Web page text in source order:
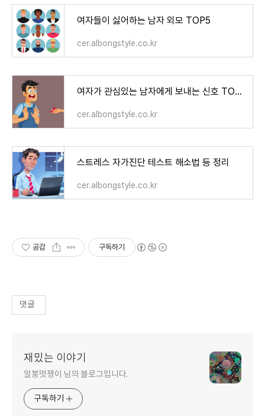
여자들이 싫어하는 남자 외모 TOP5
cer.albongstyle.co.kr
여자가 관심있는 남자에게 보내는 신호 TOP5
cer.albongstyle.co.kr
스트레스 자가진단 테스트 해소법 등 정리
cer.albongstyle.co.kr
공감 구독하기
댓글
재밌는 이야기
알봉멋쟁이 님의 블로그입니다.
구독하기